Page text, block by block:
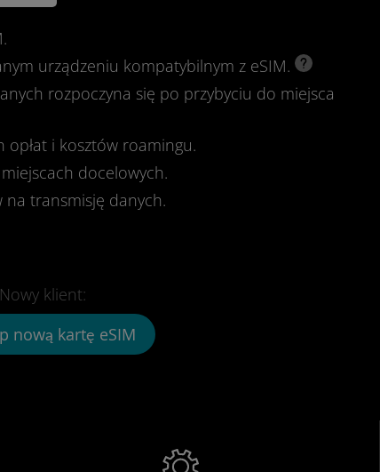
urządzeniu kompatybilnym z eSIM.
rozpoczyna się po przybyciu do miejsca
opłat i kosztów roamingu.
docelowych.
na transmisję danych.
Nowy klient:
nową kartę eSIM